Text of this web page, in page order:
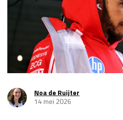
Kwalificatie
GP VERENIGDE STATEN 2026
GP SÃO PAULO 2026
Noa de Ruijter
14 mei 2026